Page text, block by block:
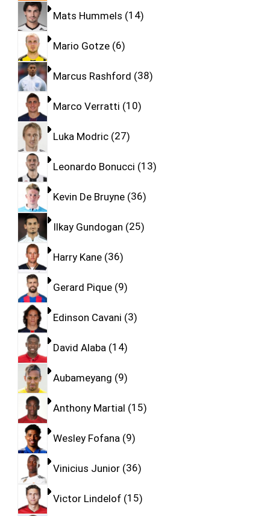
Mats Hummels 14
Mario Gotze 6
Marcus Rashford 38
Marco Verratti 10
Luka Modric 27
Leonardo Bonucci 13
Kevin De Bruyne 36
Ilkay Gundogan 25
Harry Kane 36
Gerard Pique 9
Edinson Cavani 3
David Alaba 14
Aubameyang 9
Anthony Martial 15
Wesley Fofana 9
Vinicius Junior 36
Victor Lindelof 15